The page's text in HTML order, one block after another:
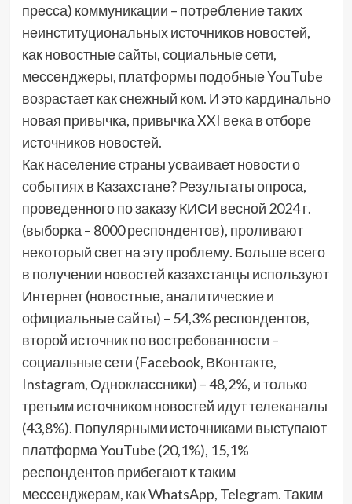
пресса) коммуникации – потребление таких
неинституциональных источников новостей,
как новостные сайты, социальные сети,
мессенджеры, платформы подобные YouTube
возрастает как снежный ком. И это кардинально
новая привычка, привычка XXI века в отборе
источников новостей.
Как население страны усваивает новости о
событиях в Казахстане? Результаты опроса,
проведенного по заказу КИСИ весной 2024 г.
(выборка – 8000 респондентов), проливают
некоторый свет на эту проблему. Больше всего
в получении новостей казахстанцы используют
Интернет (новостные, аналитические и
официальные сайты) – 54,3% респондентов,
второй источник по востребованности –
социальные сети (Facebook, ВКонтакте,
Instagram, Одноклассники) – 48,2%, и только
третьим источником новостей идут телеканалы
(43,8%). Популярными источниками выступают
платформа YouTube (20,1%), 15,1%
респондентов прибегают к таким
мессенджерам, как WhatsApp, Telegram. Таким